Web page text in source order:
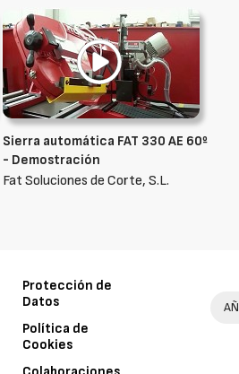
Sierra automática FAT 330 AE 60º
- Demostración
Fat Soluciones de Corte, S.L.
Protección de
Datos
Política de
Cookies